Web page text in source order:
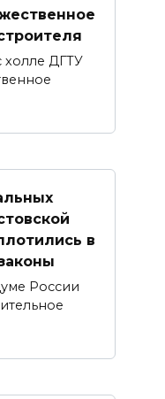
холле ДГТУ
в
России